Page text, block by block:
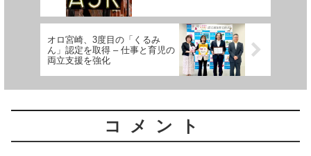
ない」
オロ宮崎、3度目の「くるみ
ん」認定を取得 – 仕事と育児の
両立支援を強化
コメント